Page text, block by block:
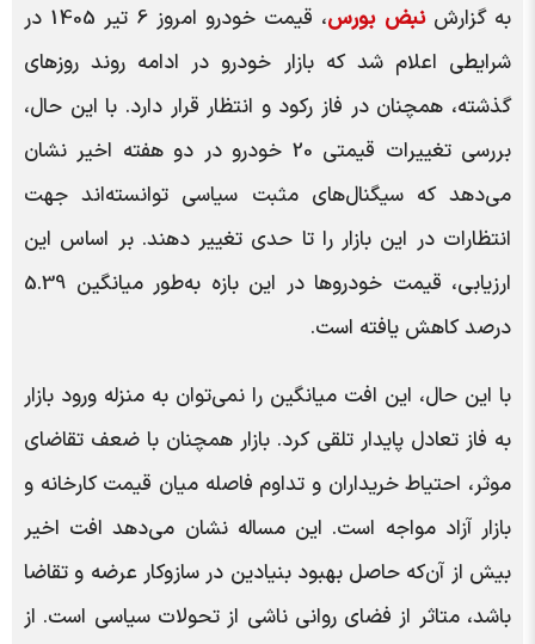
به گزارشنبض بورس
، قیمت خودرو امروز 6 تیر 1405 در
شرایطی اعلام شد که بازار خودرو در ادامه روند روزهای
گذشته، همچنان در فاز رکود و انتظار قرار دارد. با این حال،
بررسی تغییرات قیمتی 20 خودرو در دو هفته اخیر نشان
می‌دهد که سیگنال‌های مثبت سیاسی توانسته‌اند جهت
انتظارات در این بازار را تا حدی تغییر دهند. بر اساس این
ارزیابی، قیمت خودروها در این بازه به‌طور میانگین 5.39
درصد کاهش یافته است.
با این حال، این افت میانگین را نمی‌توان به منزله ورود بازار
به فاز تعادل پایدار تلقی کرد. بازار همچنان با ضعف تقاضای
موثر، احتیاط خریداران و تداوم فاصله میان قیمت کارخانه و
بازار آزاد مواجه است. این مساله نشان می‌دهد افت اخیر
بیش از آن‌که حاصل بهبود بنیادین در سازوکار عرضه و تقاضا
باشد، متاثر از فضای روانی ناشی از تحولات سیاسی است. از